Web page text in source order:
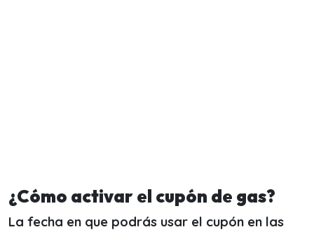
¿Cómo activar el cupón de gas?
La fecha en que podrás usar el cupón en las